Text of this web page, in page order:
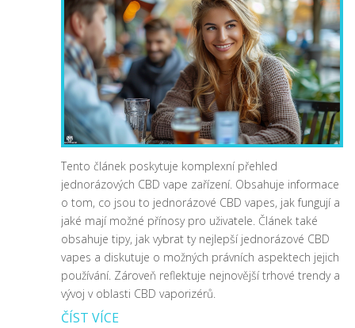
Tento článek poskytuje komplexní přehled
jednorázových CBD vape zařízení. Obsahuje informace
o tom, co jsou to jednorázové CBD vapes, jak fungují a
jaké mají možné přínosy pro uživatele. Článek také
obsahuje tipy, jak vybrat ty nejlepší jednorázové CBD
vapes a diskutuje o možných právních aspektech jejich
používání. Zároveň reflektuje nejnovější trhové trendy a
vývoj v oblasti CBD vaporizérů.
ČÍST VÍCE